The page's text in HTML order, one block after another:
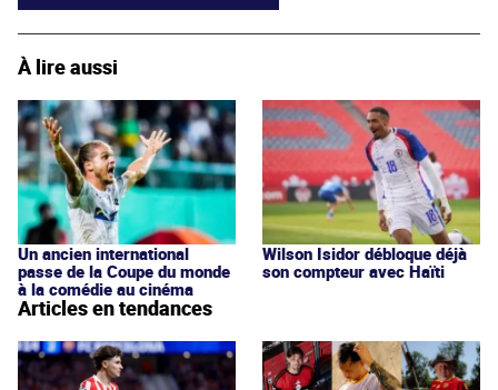
À lire aussi
Un ancien international
passe de la Coupe du monde
à la comédie au cinéma
Wilson Isidor débloque déjà
son compteur avec Haïti
Articles en tendances